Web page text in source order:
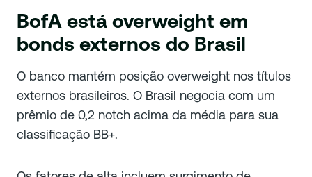
BofA está overweight em
bonds externos do Brasil
O banco mantém posição overweight nos títulos
externos brasileiros. O Brasil negocia com um
prêmio de 0,2 notch acima da média para sua
classificação BB+.